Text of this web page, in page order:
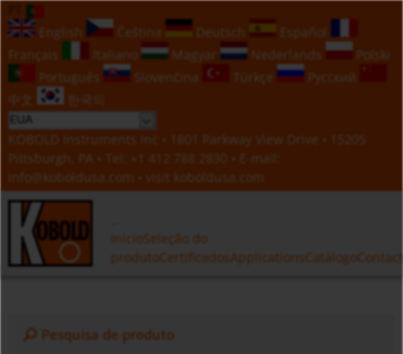
English
Čeština Deutsch
Español
Français
Italiano Magyar Nederlands
Polski
Português
Slovenčina Türkçe
Русский
中文
한국의
KOBOLD Instruments Inc • 1801 Parkway View Drive • 15205
Pittsburgh, PA • Tel:
+1 412 788 2830 • E-mail:
info@koboldusa.com • visit koboldusa.com
Inicio Seleção do
produtoCertificadosApplications Catálogo
Pesquisa de produto